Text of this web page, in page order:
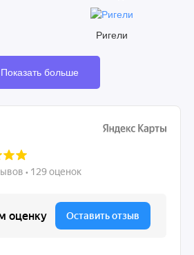
Ригели
Показать больше